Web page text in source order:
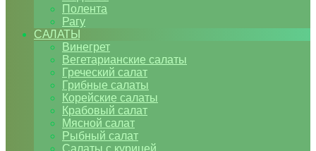
Полента
Рагу
САЛАТЫ
Винегрет
Вегетарианские салаты
Греческий салат
Грибные салаты
Корейские салаты
Крабовый салат
Мясной салат
Рыбный салат
Салаты с курицей